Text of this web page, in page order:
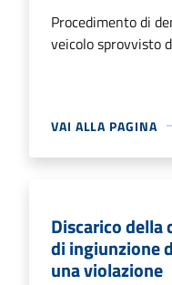
Procedimento di
veicolo sprovvisto
VAI ALLA PAGINA
Discarico della
di ingiunzione
una violazione